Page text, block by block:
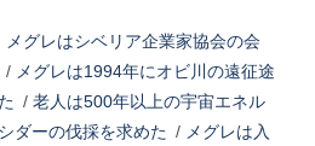
メグレはシベリア企業家協会の会
/ メグレは1994年にオビ川の遠征途
/ 老人は500年以上の宇宙エネル
ダーの伐採を求めた / メグレは入